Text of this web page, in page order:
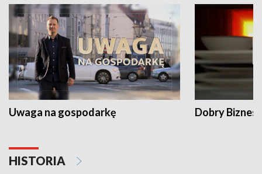
Uwaga na gospodarkę Dobry Biznes
HISTORIA